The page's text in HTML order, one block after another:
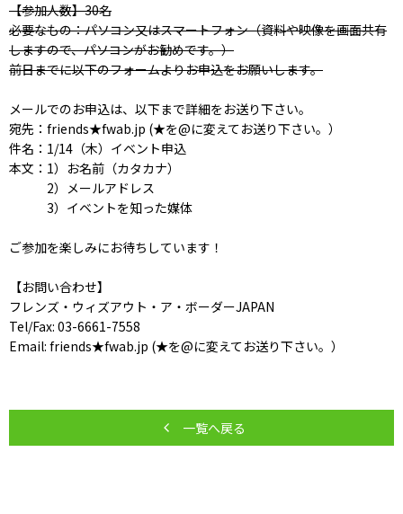
【参加人数】30名
必要なもの：パソコン又はスマートフォン（資料や映像を画面共有
しますので、パソコンがお勧めです。）
前日までに以下のフォームよりお申込をお願いします。
メールでのお申込は、以下まで詳細をお送り下さい。
宛先：friends★fwab.jp (★を@に変えてお送り下さい。）
件名：1/14（木）イベント申込
本文：1）お名前（カタカナ）
2）メールアドレス
3）イベントを知った媒体
ご参加を楽しみにお待ちしています！
【お問い合わせ】
フレンズ・ウィズアウト・ア・ボーダーJAPAN
Tel/Fax: 03-6661-7558
Email: friends★fwab.jp (★を@に変えてお送り下さい。）
一覧へ戻る